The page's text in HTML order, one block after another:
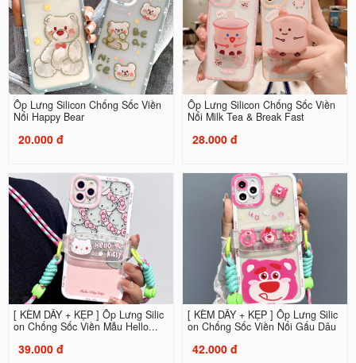
Ốp Lưng Silicon Chống Sốc Viền
Nổi Happy Bear
20.000 đ
Ốp Lưng Silicon Chống Sốc Viền
Nổi Milk Tea & Break Fast
28.000 đ
[ KÈM DÂY + KẸP ] Ốp Lưng Silic
on Chống Sốc Viền Mẫu Hello...
39.000 đ
[ KÈM DÂY + KẸP ] Ốp Lưng Silic
on Chống Sốc Viền Nổi Gấu Dâu
42.000 đ